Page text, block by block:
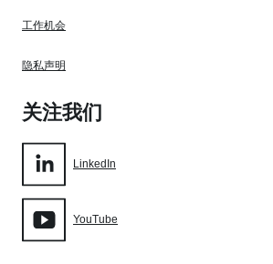
工作机会
隐私声明
关注我们
LinkedIn
YouTube